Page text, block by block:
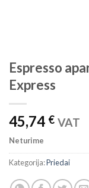
Espresso
Express
45,74 € VAT
Neturime
Kategorija:Priedai